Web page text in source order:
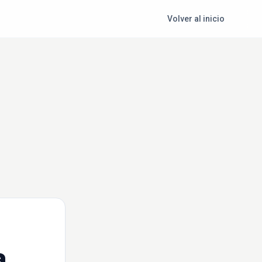
Volver al inicio